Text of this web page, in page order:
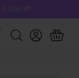
5 000 ₽*